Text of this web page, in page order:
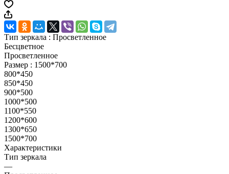
Тип зеркала : Просветленное
Бесцветное
Просветленное
Размер : 1500*700
800*450
850*450
900*500
1000*500
1100*550
1200*600
1300*650
1500*700
Характеристики
Тип зеркала
—